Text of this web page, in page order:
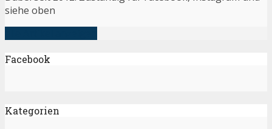
siehe oben
Facebook
Kategorien